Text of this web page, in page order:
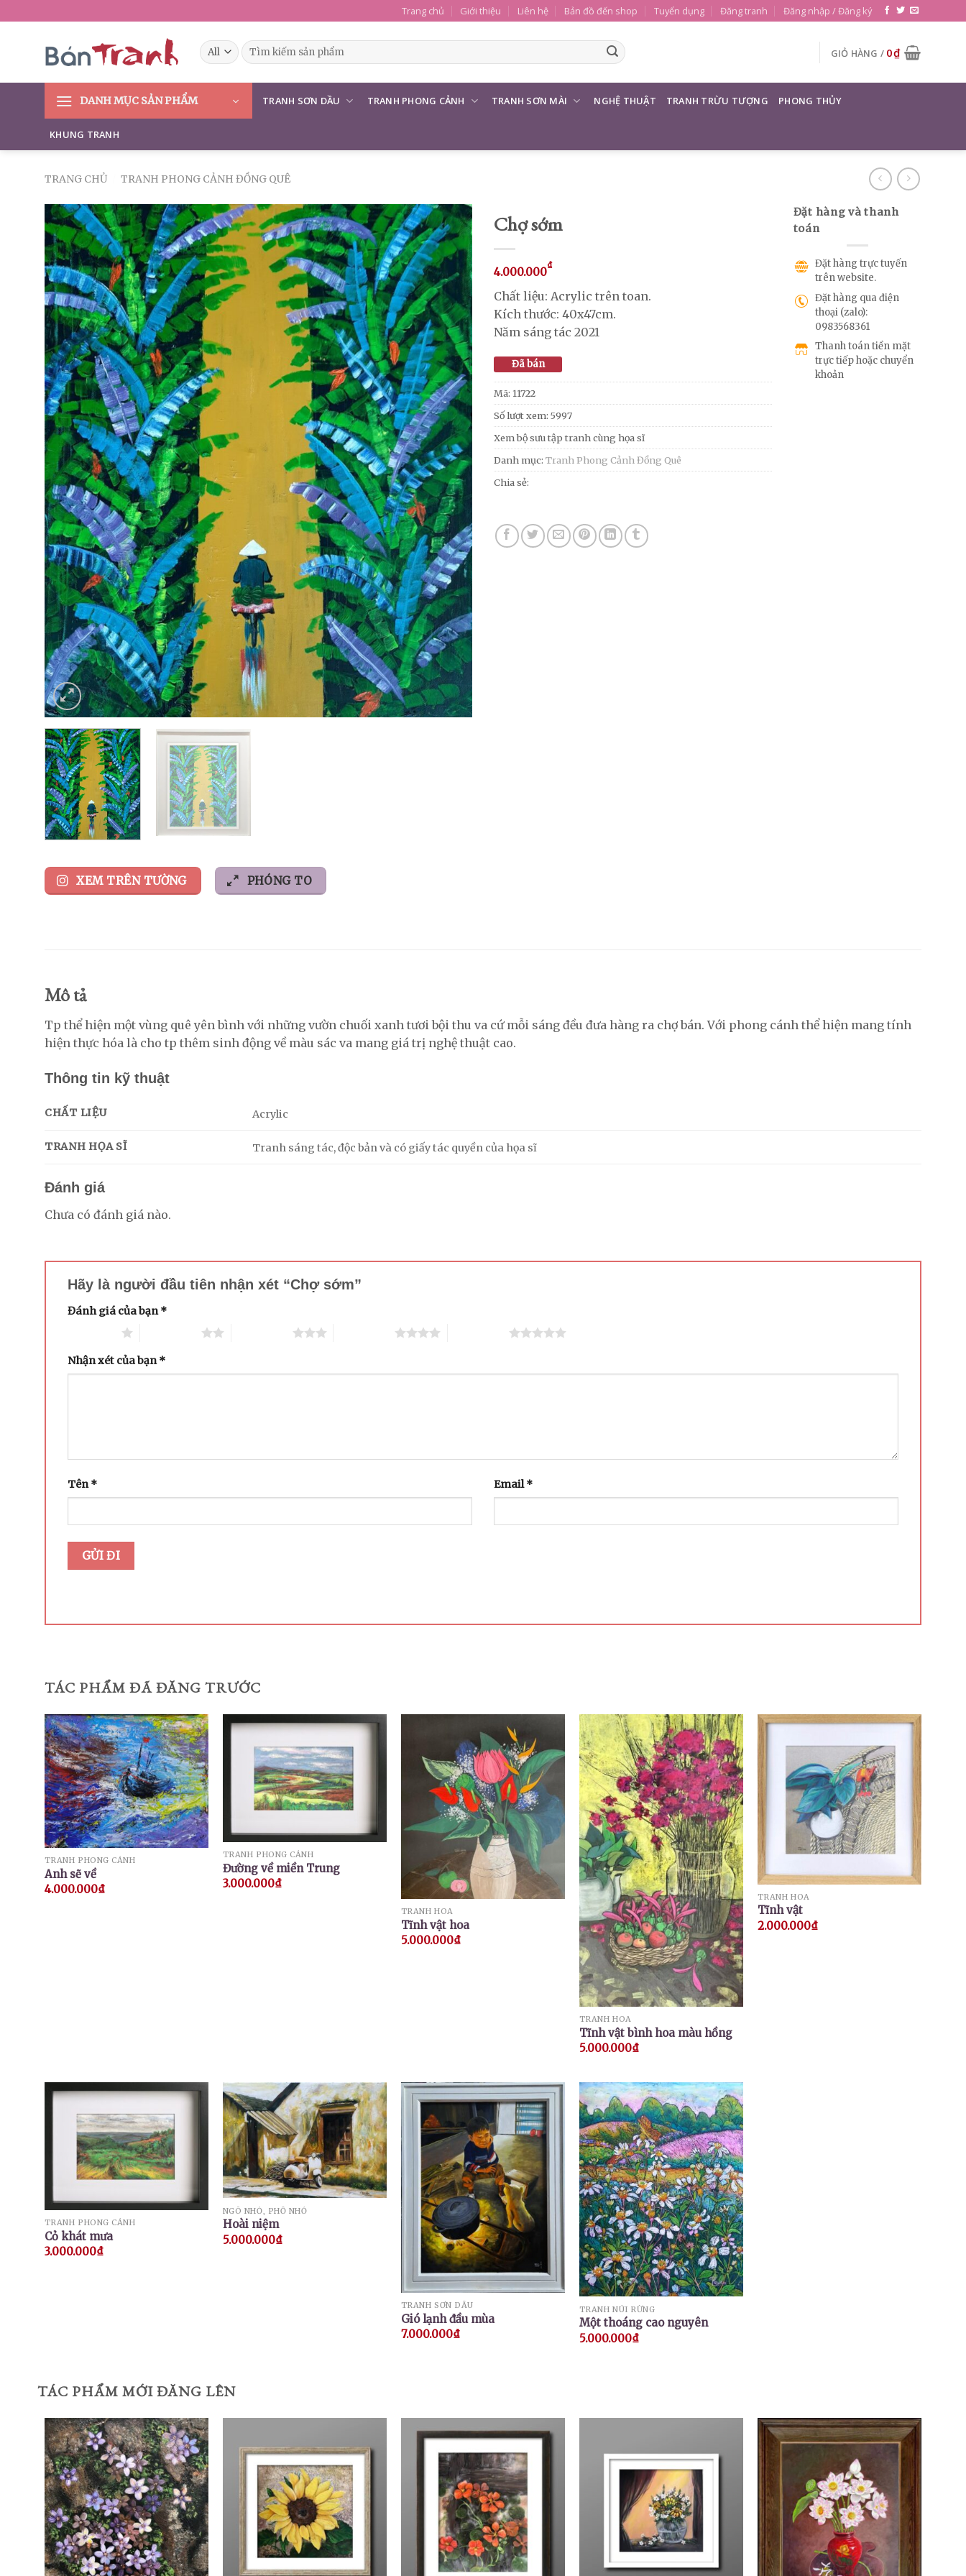
to
Trang chủ Giới thiệu Liên hệ Bản đồ đến shop Tuyển dụng Đăng tranh Đăng nhập / Đăng ký
Tìm
kiếm:
GIỎ HÀNG / 0₫
DANH MỤC SẢN PHẨM TRANH SƠN DẦU TRANH PHONG CẢNH TRANH SƠN MÀI NGHỆ THUẬT TRANH TRỪU TƯỢNG PHONG THỦY
KHUNG TRANH
TRANG CHỦ TRANH PHONG CẢNH ĐỒNG QUÊ
XEM TRÊN TƯỜNG PHÓNG TO
Chợ sớm
4.000.000₫
Chất liệu: Acrylic trên toan.
Kích thước: 40x47cm.
Năm sáng tác 2021
Đã bán
Mã: 11722
Số lượt xem: 5997
Xem bộ sưu tập tranh cùng họa sĩ
Danh mục: Tranh Phong Cảnh Đồng Quê
Chia sẻ:
Đặt hàng và thanh
toán
Đặt hàng trực tuyến
trên website.
Đặt hàng qua điện
thoại (zalo):
0983568361
Thanh toán tiền mặt
trực tiếp hoặc chuyển
khoản
Mô tả
Tp thể hiện một vùng quê yên bình với những vườn chuối xanh tươi bội thu va cứ mỗi sáng đều đưa hàng ra chợ bán. Với phong cánh thể hiện mang tính
hiện thực hóa là cho tp thêm sinh động về màu sác va mang giá trị nghệ thuật cao.
Thông tin kỹ thuật
CHẤT LIỆU Acrylic
TRANH HỌA SĨ Tranh sáng tác, độc bản và có giấy tác quyền của họa sĩ
Đánh giá
Chưa có đánh giá nào.
Hãy là người đầu tiên nhận xét “Chợ sớm”
Đánh giá của bạn*
Nhận xét của bạn*
Tên* Email*
TÁC PHẨM ĐÃ ĐĂNG TRƯỚC
TRANH PHONG CẢNH
Anh sẽ về
4.000.000₫
TRANH PHONG CẢNH
Đường về miền Trung
3.000.000₫
TRANH HOA
Tĩnh vật hoa
5.000.000₫
TRANH HOA
Tĩnh vật bình hoa màu hồng
5.000.000₫
TRANH HOA
Tĩnh vật
2.000.000₫
TRANH PHONG CẢNH
Cỏ khát mưa
3.000.000₫
NGÕ NHỎ, PHỐ NHỎ
Hoài niệm
5.000.000₫
TRANH SƠN DẦU
Gió lạnh đầu mùa
7.000.000₫
TRANH NÚI RỪNG
Một thoáng cao nguyên
5.000.000₫
TÁC PHẨM MỚI ĐĂNG LÊN